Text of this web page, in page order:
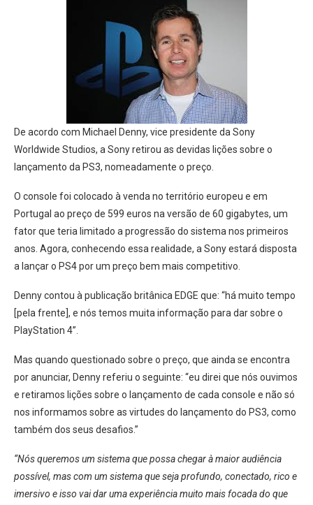
De acordo com Michael Denny, vice presidente da Sony
Worldwide Studios, a Sony retirou as devidas lições sobre o
lançamento da PS3, nomeadamente o preço.
O console foi colocado à venda no território europeu e em
Portugal ao preço de 599 euros na versão de 60 gigabytes, um
fator que teria limitado a progressão do sistema nos primeiros
anos. Agora, conhecendo essa realidade, a Sony estará disposta
a lançar o PS4 por um preço bem mais competitivo.
Denny contou à publicação britânica EDGE que: “há muito tempo
[pela frente], e nós temos muita informação para dar sobre o
PlayStation 4”.
Mas quando questionado sobre o preço, que ainda se encontra
por anunciar, Denny referiu o seguinte: “eu direi que nós ouvimos
e retiramos lições sobre o lançamento de cada console e não só
nos informamos sobre as virtudes do lançamento do PS3, como
também dos seus desafios.”
“Nós queremos um sistema que possa chegar à maior audiência
possível, mas com um sistema que seja profundo, conectado, rico e
imersivo e isso vai dar uma experiência muito mais focada do que